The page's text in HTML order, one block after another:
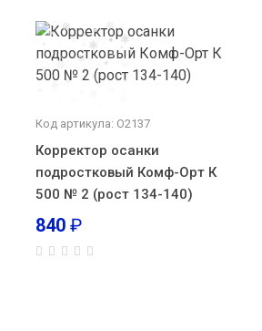
Код артикула: О2137
Корректор осанки
подростковый Комф-Орт К
500 № 2 (рост 134-140)
840 ₽